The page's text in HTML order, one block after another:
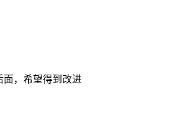
面，希望得到改进